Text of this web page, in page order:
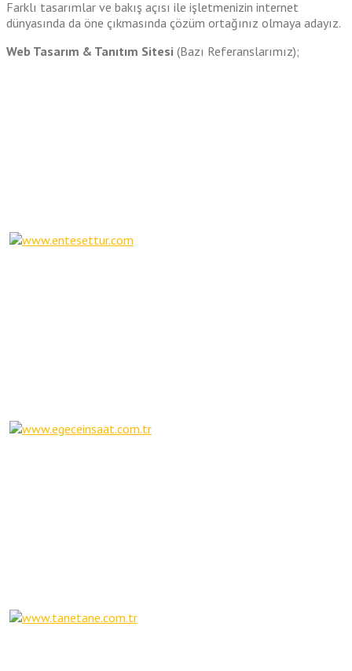
Farklı tasarımlar ve bakış açısı ile işletmenizin internet
dünyasında da öne çıkmasında çözüm ortağınız olmaya adayız.
Web Tasarım & Tanıtım Sitesi (Bazı Referanslarımız);